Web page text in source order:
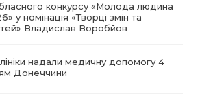
конкурсу «Молода людина
у номінація «Творці змін та
Владислав Воробйов
надали медичну допомогу 4
Донеччини